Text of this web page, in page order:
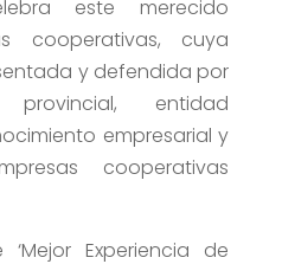
este merecido
cooperativas, cuya
y defendida por
entidad
empresarial y
cooperativas
Experiencia de